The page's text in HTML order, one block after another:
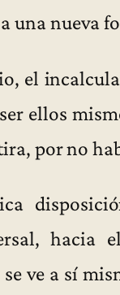
una nueva
el
ellos
por no
hacia
ve a sí